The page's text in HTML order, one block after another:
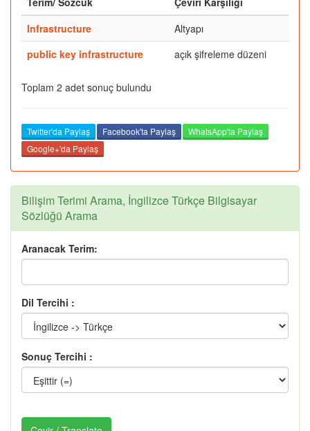
Infrastructure
Altyapı
public key infrastructure
açık şifreleme düzeni
Toplam 2 adet sonuç bulundu
Twitter'da Paylaş Facebook'ta Paylaş
WhatsApp'ta Paylaş
Google+'da Paylaş
Bilişim Terimi Arama, İngilizce Türkçe Bilgisayar
Sözlüğü Arama
Aranacak Terim:
Dil Tercihi :
Sonuç Tercihi :